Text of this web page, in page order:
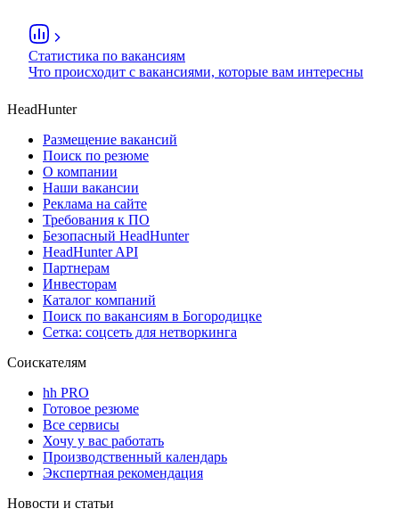
Статистика по вакансиям
Что происходит с вакансиями, которые вам интересны
HeadHunter
Размещение вакансий
Поиск по резюме
О компании
Наши вакансии
Реклама на сайте
Требования к ПО
Безопасный HeadHunter
HeadHunter API
Партнерам
Инвесторам
Каталог компаний
Поиск по вакансиям в Богородицке
Сетка: соцсеть для нетворкинга
Соискателям
hh PRO
Готовое резюме
Все сервисы
Хочу у вас работать
Производственный календарь
Экспертная рекомендация
Новости и статьи